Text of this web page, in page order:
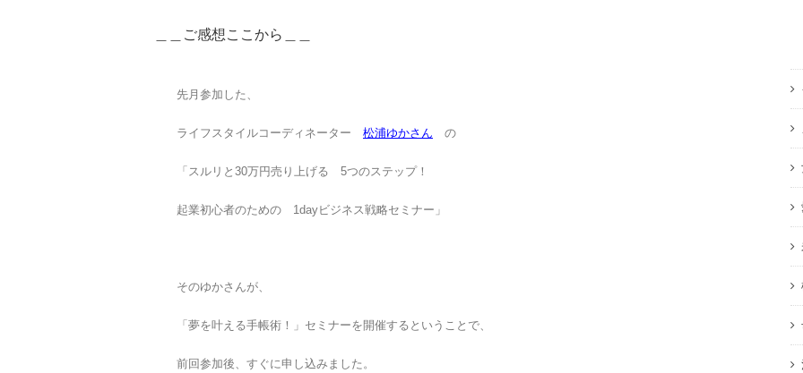
＿＿ご感想ここから＿＿
先月参加した、
ライフスタイルコーディネーター 松浦ゆかさん の
「スルリと30万円売り上げる 5つのステップ！
起業初心者のための 1dayビジネス戦略セミナー」
そのゆかさんが、
「夢を叶える手帳術！」セミナーを開催するということで、
前回参加後、すぐに申し込みました。